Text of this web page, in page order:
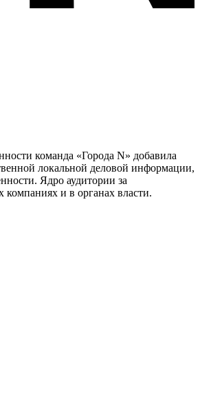
команда «Города N» добавила
локальной деловой информации,
Ядро аудитории за
компаниях и в органах власти.